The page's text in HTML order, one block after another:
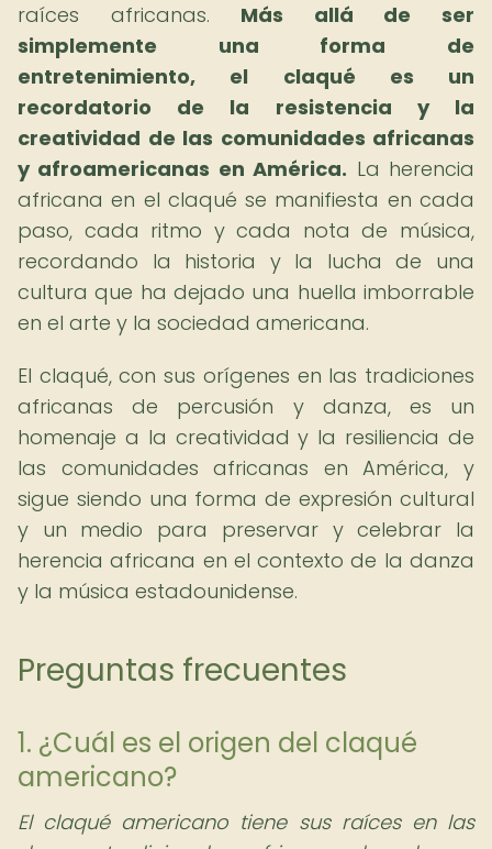
raíces africanas. Más allá de ser
simplemente una forma de
entretenimiento, el claqué es un
recordatorio de la resistencia y la
creatividad de las comunidades africanas
y afroamericanas en América. La herencia
africana en el claqué se manifiesta en cada
paso, cada ritmo y cada nota de música,
recordando la historia y la lucha de una
cultura que ha dejado una huella imborrable
en el arte y la sociedad americana.
El claqué, con sus orígenes en las tradiciones
africanas de percusión y danza, es un
homenaje a la creatividad y la resiliencia de
las comunidades africanas en América, y
sigue siendo una forma de expresión cultural
y un medio para preservar y celebrar la
herencia africana en el contexto de la danza
y la música estadounidense.
Preguntas frecuentes
1. ¿Cuál es el origen del claqué
americano?
El claqué americano tiene sus raíces en las